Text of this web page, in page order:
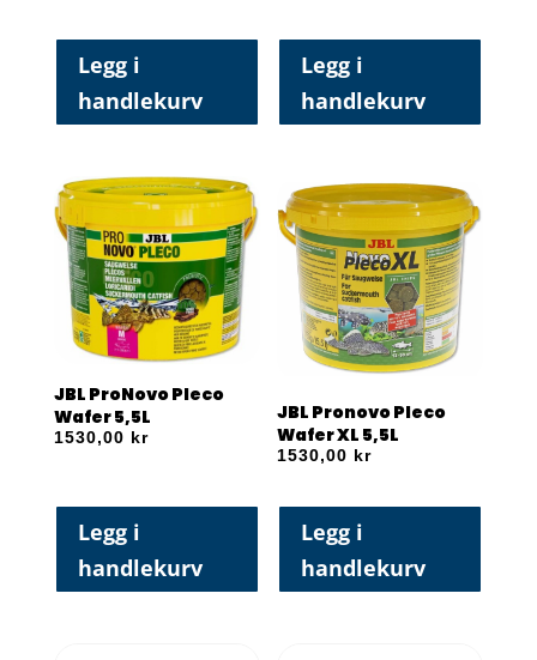
Legg i
handlekurv
Legg i
handlekurv
JBL ProNovo Pleco
Wafer 5,5L
1530,00 kr
Legg i
handlekurv
JBL Pronovo Pleco
Wafer XL 5,5L
1530,00 kr
Legg i
handlekurv